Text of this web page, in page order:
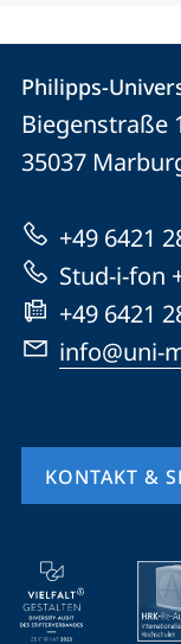
Kontakt
und
zur
Website
Philipps-
Universität
Philipps-
Biegenstraße
35037
+49 6421
Stud-i-fon
+49 6421
info@uni-
KONTAKT &
Mobile-
Service-